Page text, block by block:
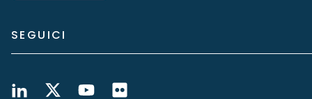
SEGUICI